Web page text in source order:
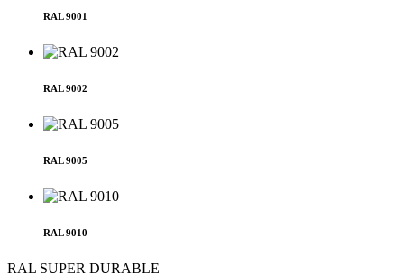
RAL 9001
RAL 9002
RAL 9005
RAL 9010
RAL SUPER DURABLE